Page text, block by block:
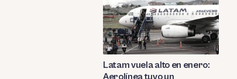
Latam vuela alto en enero:
Aerolínea tuvo un